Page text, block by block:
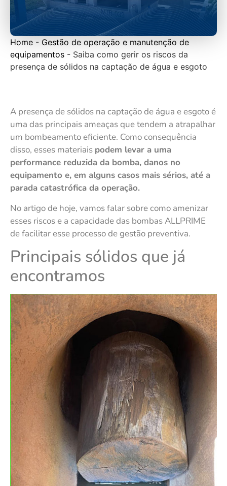
Home - Gestão de operação e manutenção de
equipamentos - Saiba como gerir os riscos da
presença de sólidos na captação de água e esgoto
A presença de sólidos na captação de água e esgoto é
uma das principais ameaças que tendem a atrapalhar
um bombeamento eficiente. Como consequência
disso, esses materiais podem levar a uma
performance reduzida da bomba, danos no
equipamento e, em alguns casos mais sérios, até a
parada catastrófica da operação.
No artigo de hoje, vamos falar sobre como amenizar
esses riscos e a capacidade das bombas ALLPRIME
de facilitar esse processo de gestão preventiva.
Principais sólidos que já
encontramos